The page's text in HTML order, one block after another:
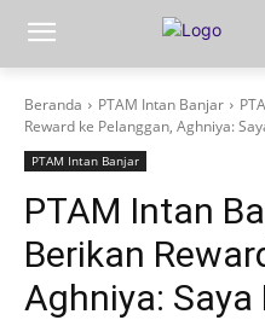
Beranda PTAM Intan Banjar
Reward ke Pelanggan, Aghniya:
PTAM Intan Banjar
PTAM Intan
Berikan
Aghniya: Saya